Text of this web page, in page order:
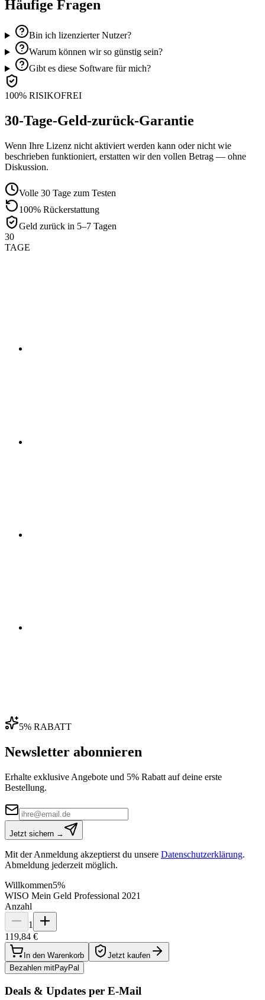
Häufige Fragen
Bin ich lizenzierter Nutzer?
Warum können wir so günstig sein?
Gibt es diese Software für mich?
100% RISIKOFREI
30-Tage-Geld-zurück-Garantie
Wenn Ihre Lizenz nicht aktiviert werden kann oder nicht wie
beschrieben funktioniert, erstatten wir den vollen Betrag — ohne
Diskussion.
Volle 30 Tage zum Testen
100% Rückerstattung
Geld zurück in 5–7 Tagen
30
TAGE
5% RABATT
Newsletter abonnieren
Erhalte exklusive Angebote und 5% Rabatt auf deine erste
Bestellung.
Jetzt sichern →
Mit der Anmeldung akzeptierst du unsere Datenschutzerklärung.
Abmeldung jederzeit möglich.
Willkommen5%
WISO Mein Geld Professional 2021
Anzahl
1
119,84 €
In den Warenkorb
Jetzt kaufen
Bezahlen mitPayPal
Deals & Updates per E-Mail